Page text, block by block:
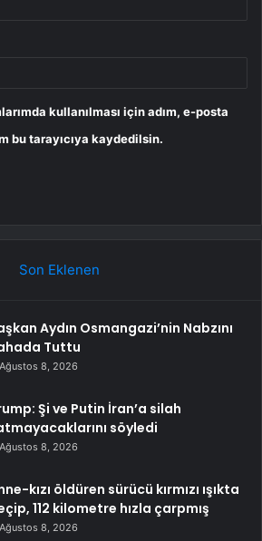
kullanılması için adım, e-posta
bu tarayıcıya kaydedilsin.
Son Eklenen
Aydın Osmangazi’nin Nabzını
Tuttu
Ağustos 8, 2026
Şi ve Putin İran’a silah
söyledi
Ağustos 8, 2026
kızı öldüren sürücü kırmızı ışıkta
112 kilometre hızla çarpmış
Ağustos 8, 2026